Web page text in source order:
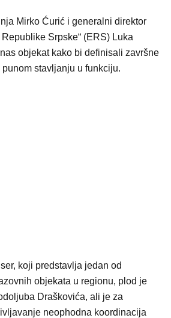
Mirko Ćurić i generalni direktor
Srpske“ (ERS) Luka
objekat kako bi definisali završne
stavljanju u funkciju.
koji predstavlja jedan od
objekata u regionu, plod je
Draškovića, ali je za
neophodna koordinacija